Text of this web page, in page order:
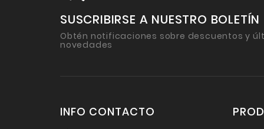
SUSCRIBIRSE A NUESTRO BOLETÍN
Obtén notificaciones sobre descuentos y
novedades
INFO CONTACTO